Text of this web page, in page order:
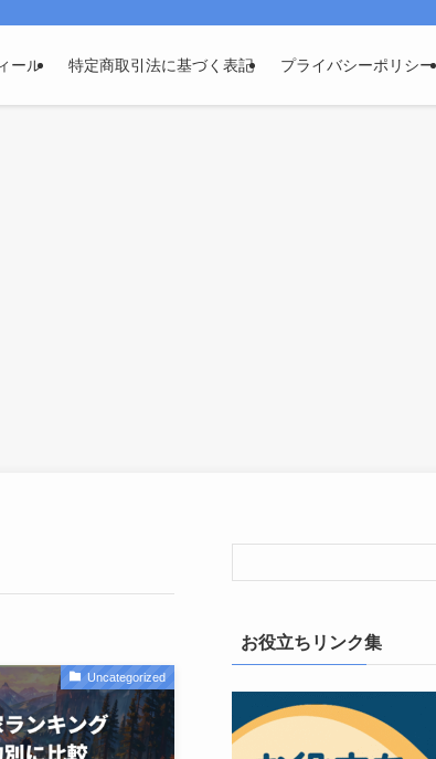
ール 特定商取引法に基づく表記 プライバシーポリシー
Uncategorized
お役立ちリンク集